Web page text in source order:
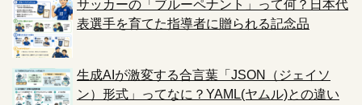
サッカーの「ブルーペナント」って何？日本代
表選手を育てた指導者に贈られる記念品
生成AIが激変する合言葉「JSON（ジェイソ
ン）形式」ってなに？YAML(ヤムル)との違い